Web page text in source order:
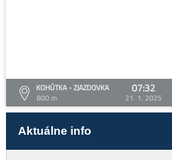
KOHÚTKA - ZJAZDOVKA
800 m
07:32
21. 1. 2025
Aktuálne info